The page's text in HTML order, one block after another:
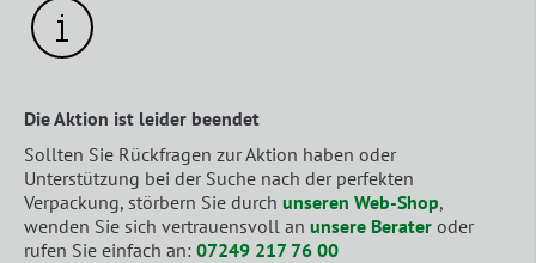
Die Aktion ist leider beendet
Sollten Sie Rückfragen zur Aktion haben oder
Unterstützung bei der Suche nach der perfekten
Verpackung, störbern Sie durch unseren Web-Shop,
wenden Sie sich vertrauensvoll an unsere Berater oder
rufen Sie einfach an: 07249 217 76 00